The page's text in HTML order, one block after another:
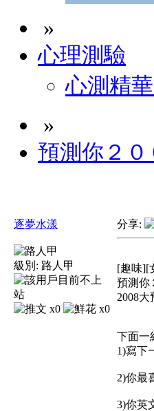
»
心理測驗
心測精
»
預測你２０
逐夢水漾
級別: 路人甲
x0 x0
分享:
[趣味][
預測你
2008大
下面一
1)寫下
2)你最
3)你英